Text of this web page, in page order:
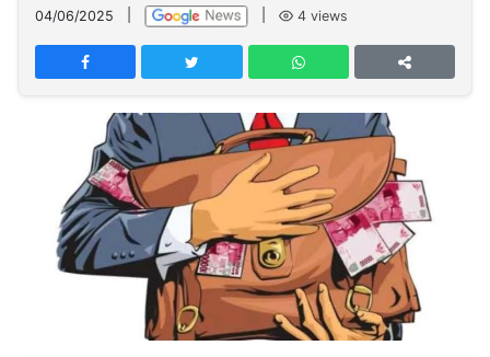
Network
PT
TREETAN
Partner
Insight
Suara
Rakyat
Idealita
Notice
Dinamikapost.com
Radar
Seedbacklink
04/06/2025 4 views